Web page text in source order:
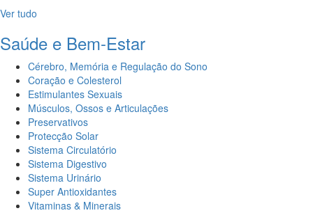
Ver tudo
Saúde e Bem-Estar
Cérebro, Memória e Regulação do Sono
Coração e Colesterol
Estimulantes Sexuais
Músculos, Ossos e Articulações
Preservativos
Protecção Solar
Sistema Circulatório
Sistema Digestivo
Sistema Urinário
Super Antioxidantes
Vitaminas & Minerais